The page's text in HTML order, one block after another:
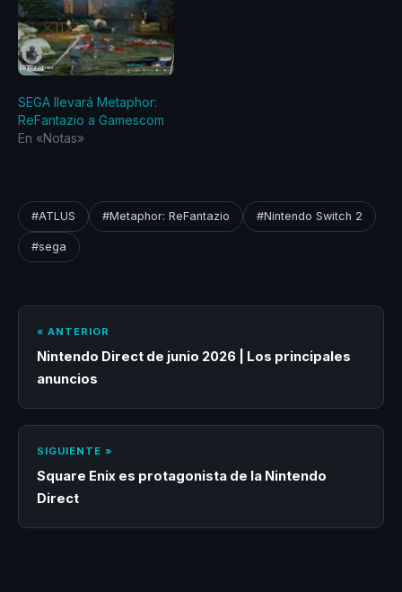
SEGA llevará Metaphor:
ReFantazio a Gamescom
En «Notas»
#ATLUS #Metaphor: ReFantazio #Nintendo Switch 2
#sega
« ANTERIOR
Nintendo Direct de junio 2026 | Los principales
anuncios
SIGUIENTE »
Square Enix es protagonista de la Nintendo
Direct